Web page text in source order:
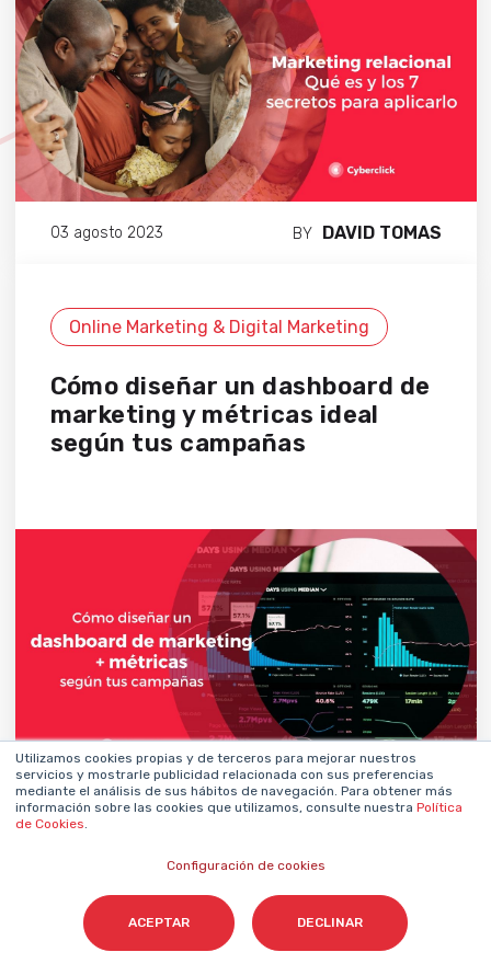
Utilizamos cookies propias y de terceros para mejorar nuestros
servicios y mostrarle publicidad relacionada con sus preferencias
mediante el análisis de sus hábitos de navegación. Para obtener más
información sobre las cookies que utilizamos, consulte nuestra Política
de Cookies.
Configuración de cookies
ACEPTAR DECLINAR
03 agosto 2023 BY DAVID TOMAS
Online Marketing & Digital Marketing
Cómo diseñar un dashboard de
marketing y métricas ideal
según tus campañas
16 noviembre 2020 BY DAVID TOMAS
Deja tu comentario y